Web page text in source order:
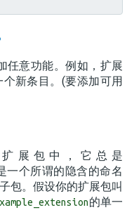
任意功能。例如，扩展
新条目。(要添加可用
展包中，它总是
一个所谓的隐含的命名
包。假设你的扩展包叫
的单一